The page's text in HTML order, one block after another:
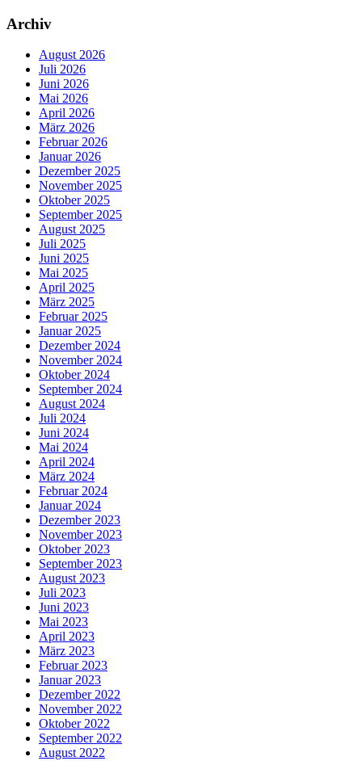
Archiv
August 2026
Juli 2026
Juni 2026
Mai 2026
April 2026
März 2026
Februar 2026
Januar 2026
Dezember 2025
November 2025
Oktober 2025
September 2025
August 2025
Juli 2025
Juni 2025
Mai 2025
April 2025
März 2025
Februar 2025
Januar 2025
Dezember 2024
November 2024
Oktober 2024
September 2024
August 2024
Juli 2024
Juni 2024
Mai 2024
April 2024
März 2024
Februar 2024
Januar 2024
Dezember 2023
November 2023
Oktober 2023
September 2023
August 2023
Juli 2023
Juni 2023
Mai 2023
April 2023
März 2023
Februar 2023
Januar 2023
Dezember 2022
November 2022
Oktober 2022
September 2022
August 2022